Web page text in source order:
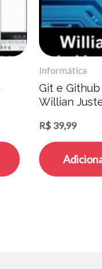
Informática
Git e
Willian
R$ 39,99